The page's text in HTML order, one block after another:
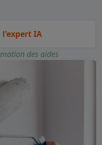
l'expert IA
des aides